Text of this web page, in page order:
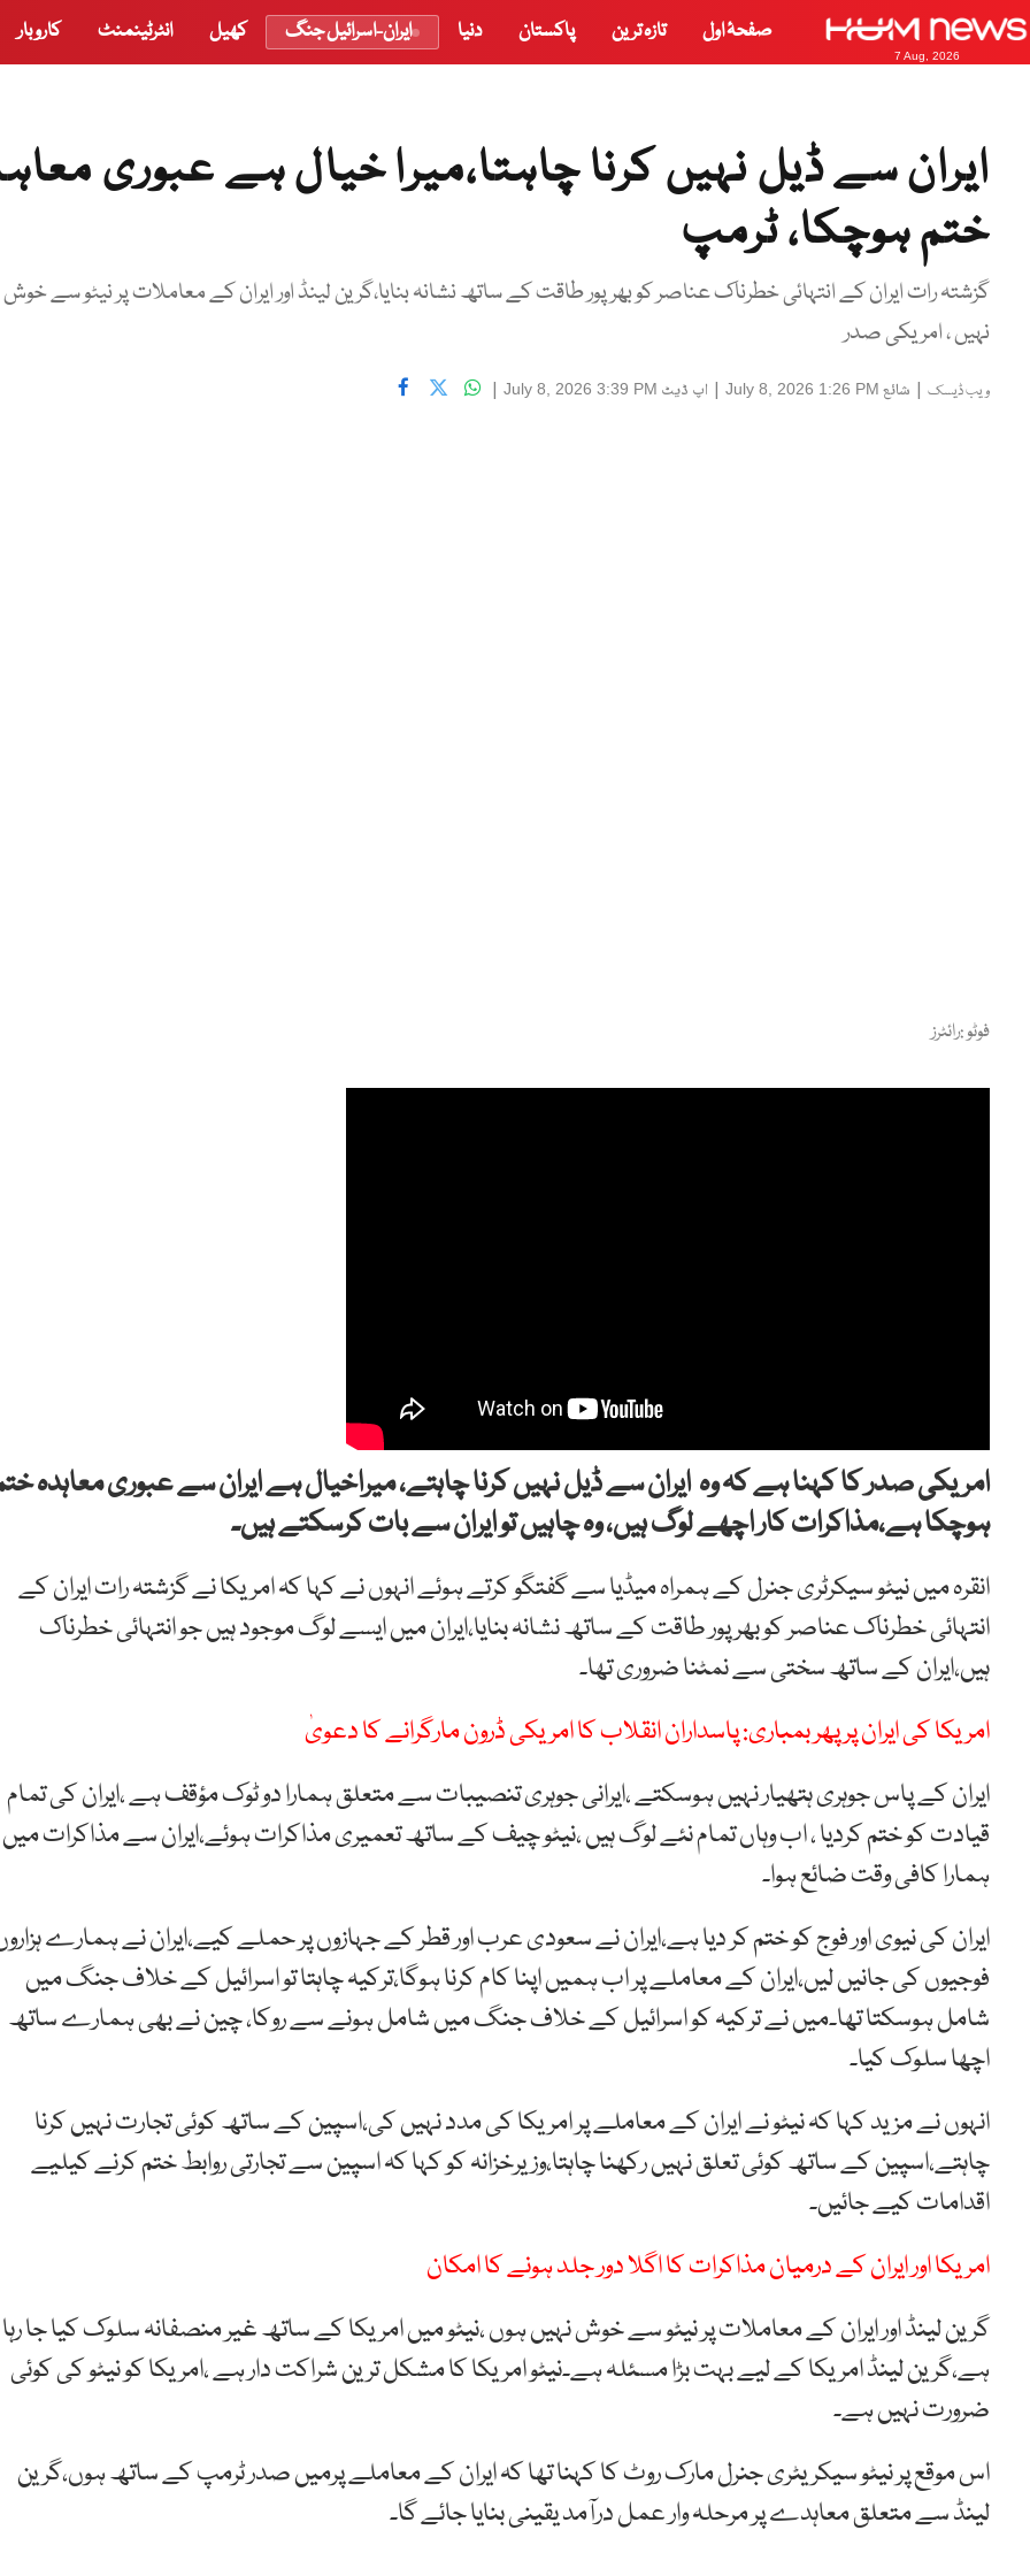
7 Aug, 2026
صفحۂ اول تازہ ترین پاکستان دنیا ایران-اسرائیل جنگ کھیل انٹرٹینمنٹ کاروبار
ایران سے ڈیل نہیں کرنا چاہتا،میرا خیال ہے عبوری
ختم ہوچکا، ٹرمپ
گزشتہ رات ایران کے انتہائی خطرناک عناصر کو بھرپور طاقت کے ساتھ نشانہ بنایا،گرین لینڈ اور ایران کے معاملات پر نیٹو سے خوش
نہیں ، امریکی صدر
ویب ڈیسک | شائع July 8, 2026 1:26 PM
| اپ ڈیٹ July 8, 2026 3:39 PM
|
فوٹو :رائٹرز
امریکی صدر کا کہنا ہے کہ وہ ایران سے ڈیل نہیں کرنا چاہتے، میراخیال ہے ایران سے عبوری معاہدہ
ہوچکا ہے،مذاکرات کار اچھے لوگ ہیں، وہ چاہیں تو ایران سے بات کرسکتے ہیں۔
انقرہ میں نیٹو سیکرٹری جنرل کے ہمراہ میڈیا سے گفتگو کرتے ہوئے انہوں نے کہا کہ امریکا نے گزشتہ رات ایران کے
انتہائی خطرناک عناصر کو بھرپور طاقت کے ساتھ نشانہ بنایا،ایران میں ایسے لوگ موجود ہیں جو انتہائی خطرناک
ہیں،ایران کے ساتھ سختی سے نمٹنا ضروری تھا۔
امریکا کی ایران پر پھر بمباری: پاسداران انقلاب کا امریکی ڈرون مارگرانے کا دعویٰ
ایران کے پاس جوہری ہتھیار نہیں ہوسکتے ،ایرانی جوہری تنصیبات سے متعلق ہمارا دو ٹوک مؤقف ہے ،ایران کی تمام
قیادت کو ختم کردیا ، اب وہاں تمام نئے لوگ ہیں ،نیٹو چیف کے ساتھ تعمیری مذاکرات ہوئے،ایران سے مذاکرات میں
ہمارا کافی وقت ضائع ہوا۔
ایران کی نیوی اور فوج کو ختم کر دیا ہے،ایران نے سعودی عرب اور قطر کے جہازوں پر حملے کیے،ایران نے ہمارے
فوجیوں کی جانیں لیں،ایران کے معاملے پر اب ہمیں اپنا کام کرنا ہوگا،ترکیہ چاہتا تو اسرائیل کے خلاف جنگ میں
شامل ہوسکتا تھا۔میں نے ترکیہ کو اسرائیل کے خلاف جنگ میں شامل ہونے سے روکا، چین نے بھی ہمارے ساتھ
اچھا سلوک کیا۔
انہوں نے مزید کہا کہ نیٹو نے ایران کے معاملے پر امریکا کی مدد نہیں کی،اسپین کے ساتھ کوئی تجارت نہیں کرنا
چاہتے،اسپین کے ساتھ کوئی تعلق نہیں رکھنا چاہتا،وزیرخزانہ کو کہا کہ اسپین سے تجارتی روابط ختم کرنے کیلیے
اقدامات کیے جائیں۔
امریکا اور ایران کے درمیان مذاکرات کا اگلا دور جلد ہونے کا امکان
گرین لینڈ اور ایران کے معاملات پر نیٹو سے خوش نہیں ہوں ،نیٹو میں امریکا کے ساتھ غیر منصفانہ سلوک کیا جا رہا
ہے،گرین لینڈ امریکا کے لیے بہت بڑا مسئلہ ہے۔نیٹو امریکا کا مشکل ترین شراکت دار ہے ،امریکا کو نیٹو کی کوئی
ضرورت نہیں ہے۔
اس موقع پر نیٹو سیکریٹری جنرل مارک روٹ کا کہنا تھا کہ ایران کے معاملے پرمیں صدر ٹرمپ کے ساتھ ہوں،گرین
لینڈ سے متعلق معاہدے پر مرحلہ وار عمل درآمد یقینی بنایا جائے گا۔